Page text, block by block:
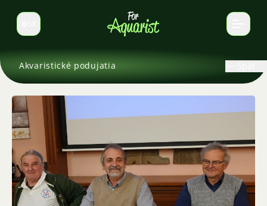
Prepnúť jazyk
Akvaristické podujatia